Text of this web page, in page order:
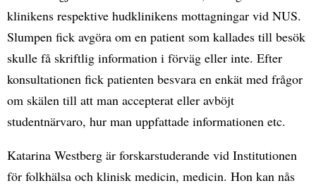
klinikens respektive hudklinikens mottagningar vid NUS.
Slumpen fick avgöra om en patient som kallades till besök
skulle få skriftlig information i förväg eller inte. Efter
konsultationen fick patienten besvara en enkät med frågor
om skälen till att man accepterat eller avböjt
studentnärvaro, hur man uppfattade informationen etc.
Katarina Westberg är forskarstuderande vid Institutionen
för folkhälsa och klinisk medicin, medicin. Hon kan nås